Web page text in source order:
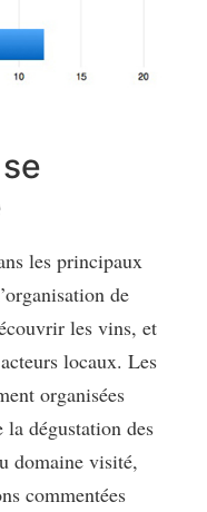
les principaux
de
les vins, et
locaux. Les
organisées
la dégustation des
domaine visité,
commentées